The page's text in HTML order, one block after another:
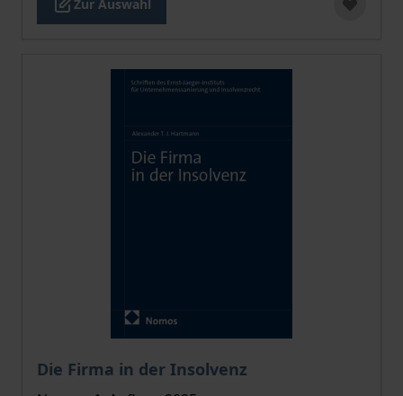
Zur Auswahl
Die Firma in der Insolvenz
Der Preis dieses Titels richtet sich nach der